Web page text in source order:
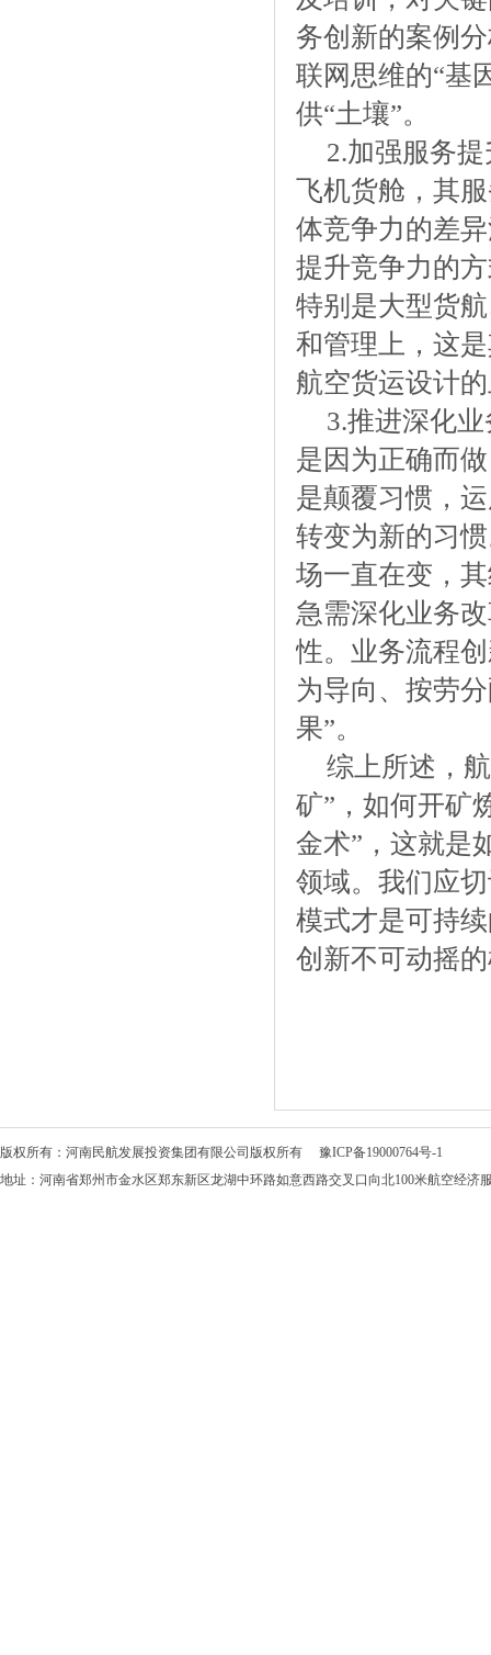
务创新的案例
联网思维的“基
供“土壤”。
2.加强服务
飞机货舱，其
体竞争力的差
提升竞争力的
特别是大型货
和管理上，这
航空货运设计
3.推进深化
是因为正确而
是颠覆习惯，
转变为新的习
场一直在变，
急需深化业务
性。业务流程
为导向、按劳
果”。
综上所述，
矿”，如何开矿
金术”，这就是
领域。我们应
模式才是可持
创新不可动摇
版权所有：河南民航发展投资集团有限公司版权所有 豫ICP备19000764号-1
地址：河南省郑州市金水区郑东新区龙湖中环路如意西路交叉口向北100米航空经济